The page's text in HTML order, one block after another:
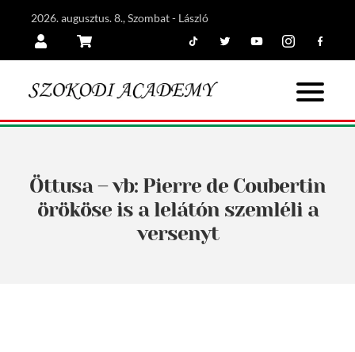
2026. augusztus. 8., Szombat - László
Öttusa – vb: Pierre de Coubertin
örököse is a lelátón szemléli a
versenyt